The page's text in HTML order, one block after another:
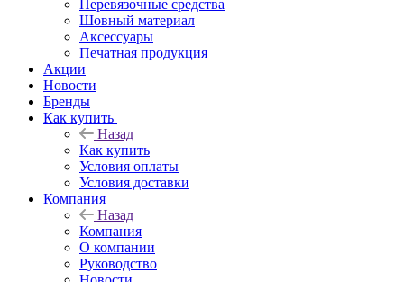
Перевязочные средства
Шовный материал
Аксессуары
Печатная продукция
Акции
Новости
Бренды
Как купить
Назад
Как купить
Условия оплаты
Условия доставки
Компания
Назад
Компания
О компании
Руководство